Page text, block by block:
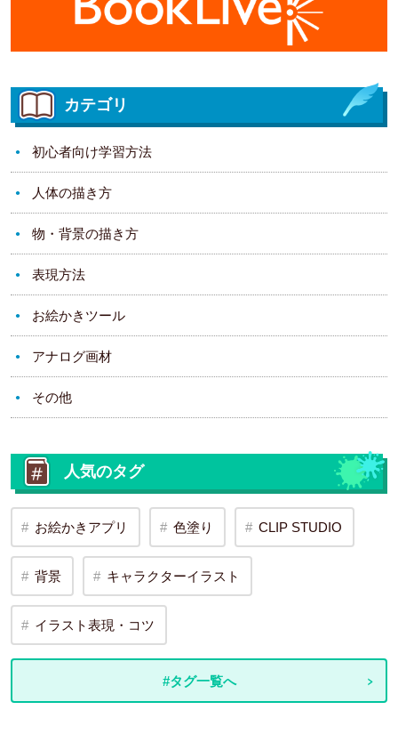
カテゴリ
初心者向け学習方法
人体の描き方
物・背景の描き方
表現方法
お絵かきツール
アナログ画材
その他
人気のタグ
お絵かきアプリ 色塗り CLIP STUDIO
背景 キャラクターイラスト
イラスト表現・コツ
#タグ一覧へ